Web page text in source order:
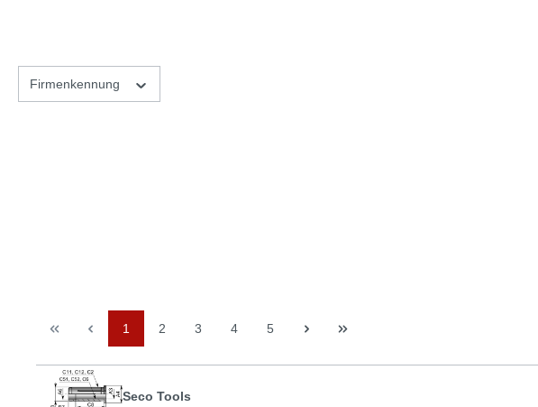
Firmenkennung
1 2 3 4 5
Seco Tools